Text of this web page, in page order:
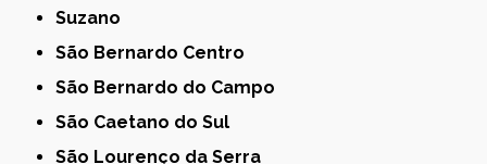
Suzano
São Bernardo Centro
São Bernardo do Campo
São Caetano do Sul
São Lourenço da Serra